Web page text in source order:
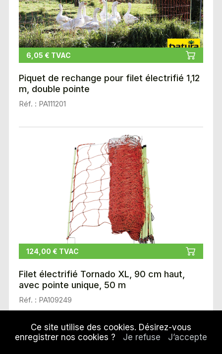
6,05 € TVAC
Piquet de rechange pour filet électrifié 1,12
m, double pointe
Réf. : PA111201
124,00 € TVAC
Filet électrifié Tornado XL, 90 cm haut,
avec pointe unique, 50 m
Réf. : PA109249
Ce site utilise des cookies. Désirez-vous
enregistrer nos cookies ?
Je refuse J’accepte